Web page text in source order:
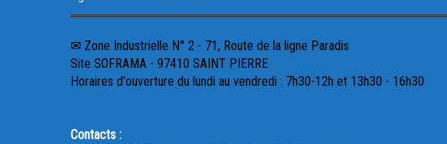
✉ Zone Industrielle N° 2 - 71, Route de la ligne Paradis
Site SOFRAMA - 97410 SAINT PIERRE
Horaires d'ouverture du lundi au vendredi : 7h30-12h et 13h30 - 16h30
Contacts :